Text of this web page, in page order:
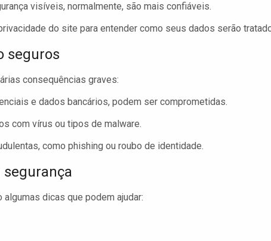
visíveis, normalmente, são mais confiáveis.
do site para entender como seus dados serão
seguros
consequências graves:
e dados bancários, podem ser comprometidas.
com vírus ou tipos de malware.
como phishing ou roubo de identidade.
dicas que podem ajudar: